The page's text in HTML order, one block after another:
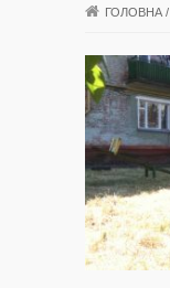
ГОЛОВНА /